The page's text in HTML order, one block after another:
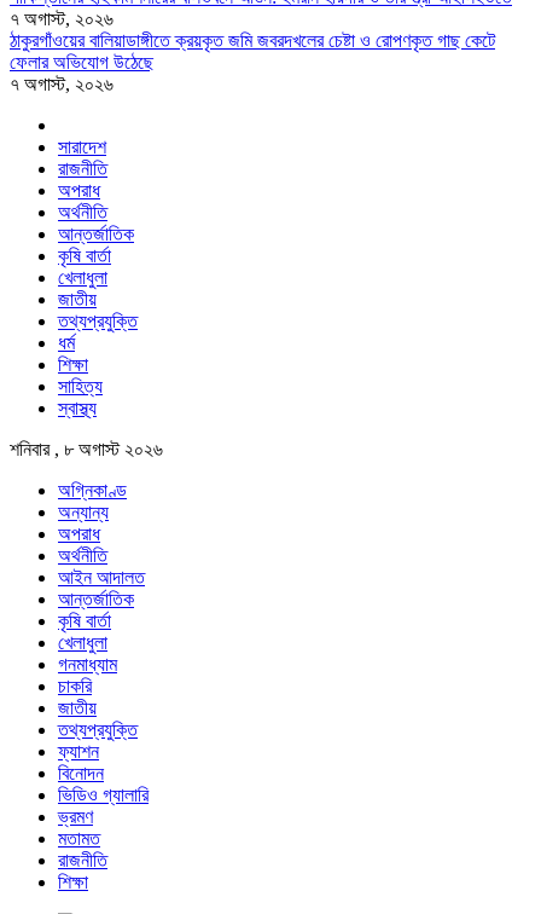
৭ অগাস্ট, ২০২৬
ঠাকুরগাঁওয়ের বালিয়াডাঙ্গীতে ক্রয়কৃত জমি জবরদখলের চেষ্টা ও রোপণকৃত গাছ কেটে
ফেলার অভিযোগ উঠেছে
৭ অগাস্ট, ২০২৬
সারাদেশ
রাজনীতি
অপরাধ
অর্থনীতি
আন্তর্জাতিক
কৃষি বার্তা
খেলাধুলা
জাতীয়
তথ্যপ্রযুক্তি
ধর্ম
শিক্ষা
সাহিত্য
স্বাস্থ্য
শনিবার , ৮ অগাস্ট ২০২৬
অগ্নিকাণ্ড
অন্যান্য
অপরাধ
অর্থনীতি
আইন আদালত
আন্তর্জাতিক
কৃষি বার্তা
খেলাধুলা
গনমাধ্যাম
চাকরি
জাতীয়
তথ্যপ্রযুক্তি
ফ্যাশন
বিনোদন
ভিডিও গ্যালারি
ভ্রমণ
মতামত
রাজনীতি
শিক্ষা